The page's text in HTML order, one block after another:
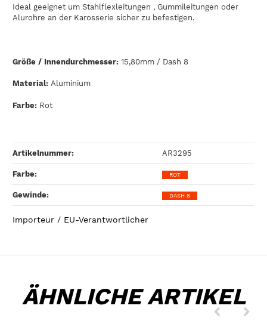
Ideal geeignet um Stahlflexleitungen , Gummileitungen oder
Alurohre an der Karosserie sicher zu befestigen.
Größe / Innendurchmesser: 15,80mm / Dash 8
Material: Aluminium
Farbe: Rot
Artikelnummer: AR3295
Farbe‍: ROT
Gewinde‍: DASH 8
Importeur / EU-Verantwortlicher
ÄHNLICHE ARTIKEL